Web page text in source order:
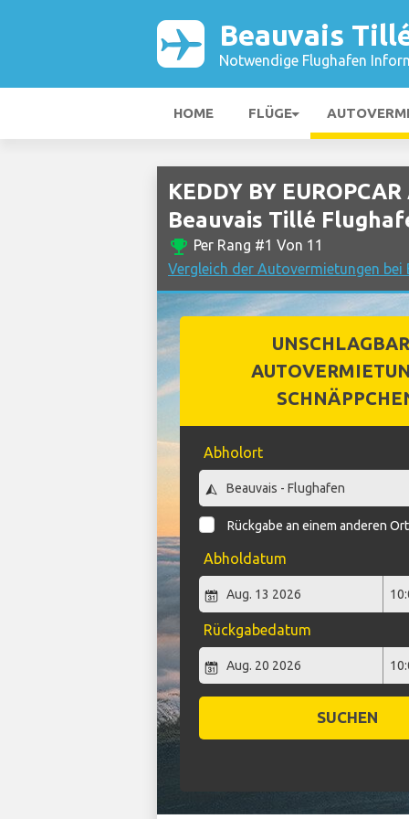
Beauvais
Notwendige Flughafen
HOME FLÜGE
KEDDY BY
Beauvais Tillé
emoji_events Per Rang #1 Von 11
Vergleich der Autovermietungen bei
Abholort
Rückgabe an einem anderen Ort
Abholdatum
Rückgabedatum
SUCHEN